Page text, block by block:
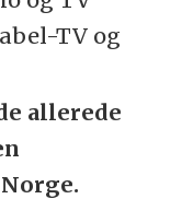
TV og
allerede